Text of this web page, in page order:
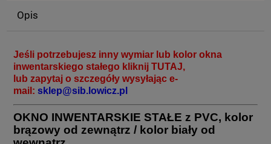
Opis
Jeśli potrzebujesz inny wymiar lub kolor okna
inwentarskiego stałego kliknij TUTAJ,
lub zapytaj o szczegóły wysyłając e-
mail: sklep@sib.lowicz.pl
OKNO INWENTARSKIE STAŁE z PVC, kolor
brązowy od zewnątrz / kolor biały od